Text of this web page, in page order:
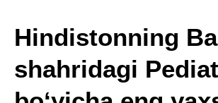
Hindistonning
shahridagi